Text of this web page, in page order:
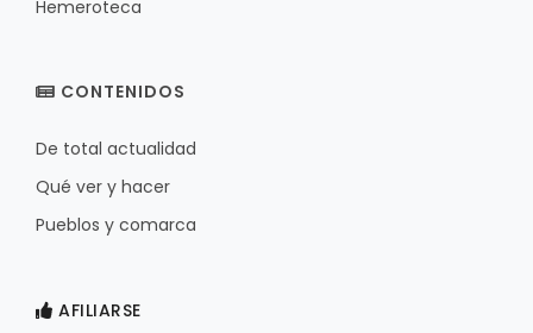
Hemeroteca
CONTENIDOS
De total actualidad
Qué ver y hacer
Pueblos y comarca
AFILIARSE